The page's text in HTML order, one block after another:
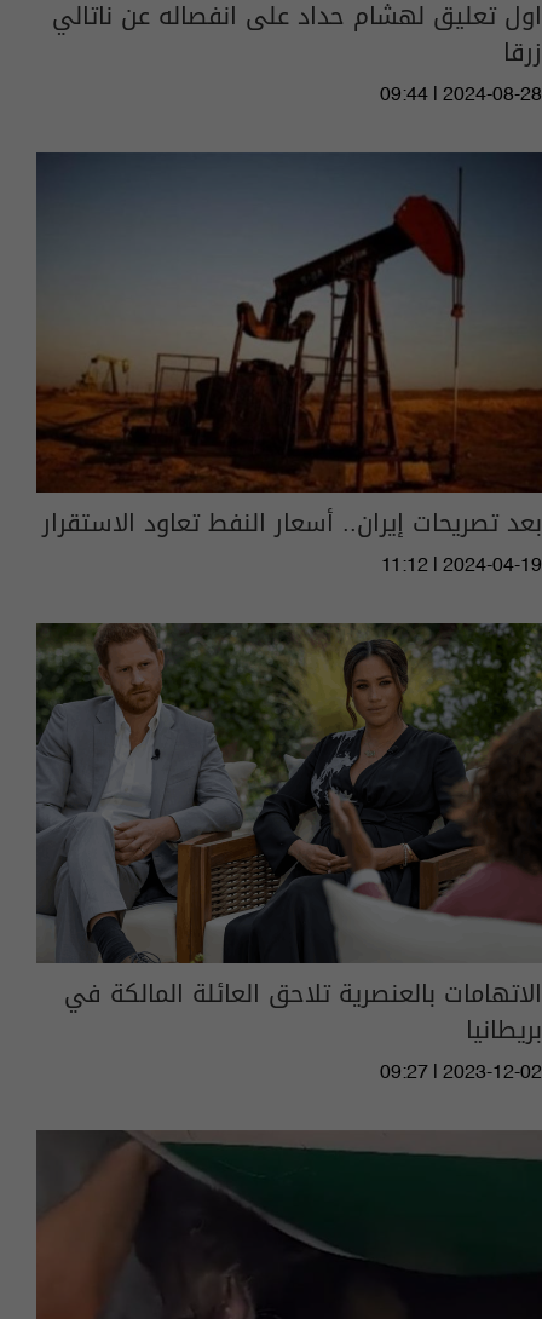
اول تعليق لهشام حداد على انفصاله عن ناتالي
زرقا
09:44 | 2024-08-28
بعد تصريحات إيران.. أسعار النفط تعاود الاستقرار
11:12 | 2024-04-19
الاتهامات بالعنصرية تلاحق العائلة المالكة في
بريطانيا
09:27 | 2023-12-02